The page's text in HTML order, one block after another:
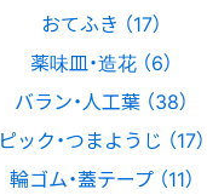
おてふき （17）
薬味皿・造花 （6）
バラン・人工葉 （38）
ピック・つまようじ （17）
輪ゴム・蓋テープ （11）